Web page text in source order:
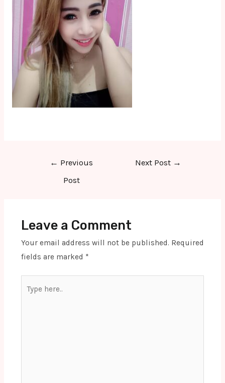
← Previous
Post
Next Post →
Leave a Comment
Your email address will not be published. Required
fields are marked *
here..